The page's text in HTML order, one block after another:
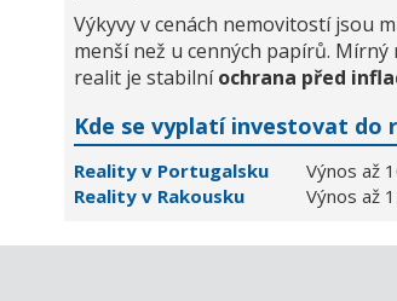
Výkyvy v cenách nemovitostí jsou
menší než u cenných papírů. Mírný
realit je stabilníochrana před
Kde se vyplatí investovat do
Reality v Portugalsku
Výnos až
Reality v Rakousku
Výnos až